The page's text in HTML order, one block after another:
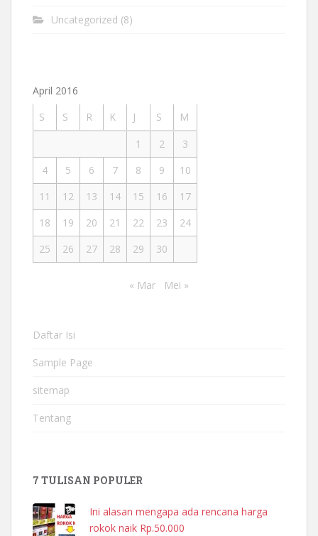
Uncategorized (8)
April 2016
S
S R K J S
M
1
2
3
4
5 6 7 8 9
10
11
12 13 14 15 16
17
18
19 20 21 22 23
24
25
26 27 28 29 30
« Mar Mei »
Daftar Isi
Sample Page
sitemap
Tentang
7 TULISAN POPULER
Ini alasan mengapa ada rencana harga
rokok naik Rp.50.000